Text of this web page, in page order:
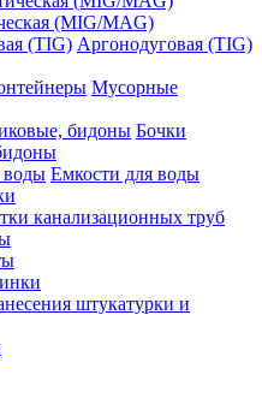
(MIG/MAG)
Аргонодуговая (TIG)
Мусорные
Бочки
Емкости для воды
канализационных труб
штукатурки и